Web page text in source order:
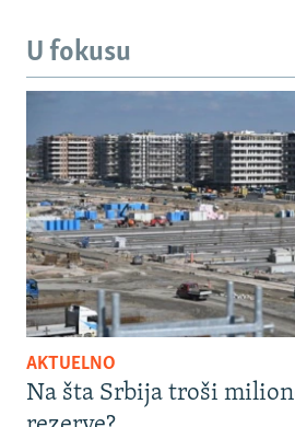
U fokusu
AKTUELNO
Na šta Srbija troši